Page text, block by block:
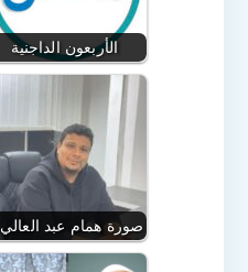
الأربعون الداجنية
صورة همام عبد العالي 2